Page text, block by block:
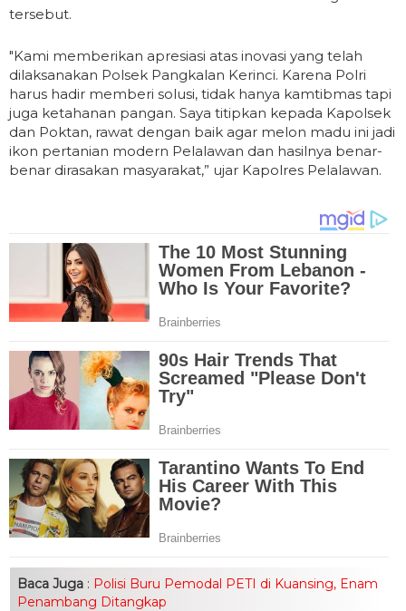
tersebut.
"Kami memberikan apresiasi atas inovasi yang telah
dilaksanakan Polsek Pangkalan Kerinci. Karena Polri
harus hadir memberi solusi, tidak hanya kamtibmas tapi
juga ketahanan pangan. Saya titipkan kepada Kapolsek
dan Poktan, rawat dengan baik agar melon madu ini jadi
ikon pertanian modern Pelalawan dan hasilnya benar-
benar dirasakan masyarakat,” ujar Kapolres Pelalawan.
Baca Juga : Polisi Buru Pemodal PETI di Kuansing, Enam
Penambang Ditangkap